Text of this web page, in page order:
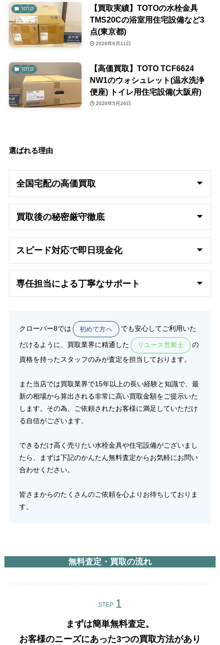
TOTO
【買取実績】TOTOの水栓金具
TMS20Cの浴室用住宅設備など3
点(東京都)
2026年6月11日
TOTO
【高価買取】TOTO TCF6624
NW1のウォシュレット(温水洗浄
便座) トイレ用住宅設備(大阪府)
2026年5月26日
選ばれる理由
全国宅配の高価買取
買取後の秘密厳守徹底
スピード対応で即日 現金化
専任担当による丁寧なサポート
クローバー8では 初めて方へ でも安心してご利用いた
だけるように、買取業界に精通した リユース営業士
の
資格を持ったスタッフのみが査定を担当しております。
また当店では買取業界で15年以上の長い経験と知識で、最
新の相場から算出される非常に高い買取金額をご提示いた
します。その為、ご依頼されたお客様に満足していただけ
る自信がございます。
できるだけ高く売りたい水栓金具や住宅設備がございまし
たら、まずは下記のかんたん無料査定からお気軽にお問い
合わせください。
皆さまからのたくさんのご依頼を心よりお待ちしておりま
す。
無料査定・買取の流れ
STEP
まずは簡単無料査定。
お客様のニーズにあった3つの買取方法があり